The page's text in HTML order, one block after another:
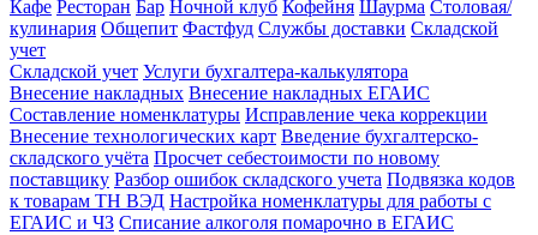
Кафе Ресторан Бар Ночной клуб Кофейня Шаурма Столовая/
кулинария Общепит Фастфуд Службы доставки Складской
учет
Складской учет Услуги бухгалтера-калькулятора
Внесение накладных Внесение накладных ЕГАИС
Составление номенклатуры Исправление чека коррекции
Внесение технологических карт Введение бухгалтерско-
складского учёта Просчет себестоимости по новому
поставщику Разбор ошибок складского учета Подвязка кодов
к товарам ТН ВЭД Настройка номенклатуры для работы с
ЕГАИС и ЧЗ Списание алкоголя помарочно в ЕГАИС